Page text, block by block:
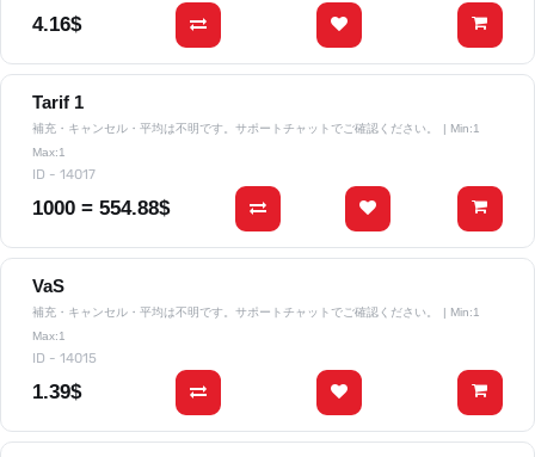
4.16$
Tarif 1
補充・キャンセル・平均は不明です。サポートチャットでご確認ください。
| Min:1
Max:1
ID - 14017
1000 = 554.88$
VaS
補充・キャンセル・平均は不明です。サポートチャットでご確認ください。
| Min:1
Max:1
ID - 14015
1.39$